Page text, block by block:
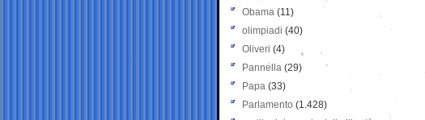
Obama (11)
olimpiadi (40)
Oliveri (4)
Pannella (29)
Papa (33)
Parlamento (1.428)